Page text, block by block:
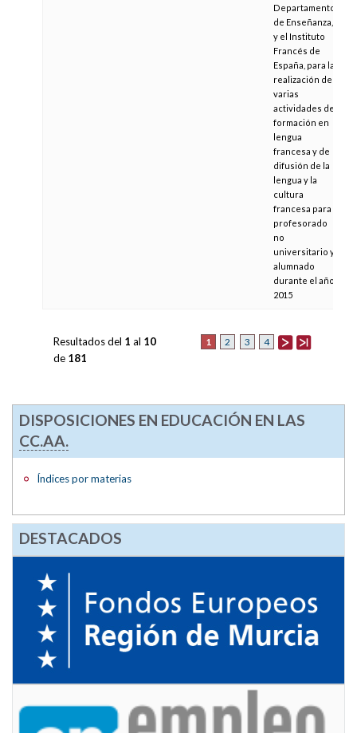
Departamento
de Enseñanza,
y el Instituto
Francés de
España, para la
realización de
varias
actividades de
formación en
lengua
francesa y de
difusión de la
lengua y la
cultura
francesa para
profesorado
no
universitario y
alumnado
durante el año
2015
1 2 3 4
Resultados del 1 al 10
de 181
DISPOSICIONES EN EDUCACIÓN EN LAS
CC.AA.
Índices por materias
DESTACADOS